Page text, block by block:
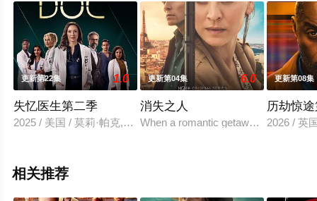
无删减完整版电视剧全集就上星辰影视，更多相关信息可
移步至豆瓣电视剧、电视猫或剧情网等平台了解。
更新第22集 1.0
失忆医生第二季
2025 / 美国 / 莫莉·帕克,奥玛尔·梅特瓦利,乔恩-迈克尔·埃克尔,阿
更新第04集 6.0
消失之人
When a romantic getaway to Paris
更新第08集
历劫惊
2026 / 英
相关推荐